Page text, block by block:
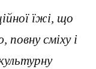
їжі, що
сміху і